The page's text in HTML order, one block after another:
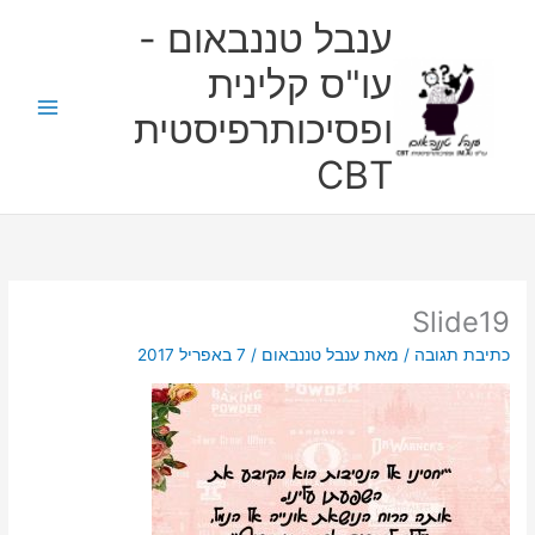
ענבל טננבאום -
עו"ס קלינית
ופסיכותרפיסטית
CBT
Slide19
כתיבת תגובה / מאתענבל טננבאום/ 7 באפריל 2017